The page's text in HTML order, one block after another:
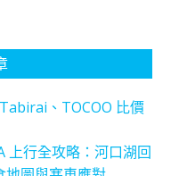
、TOCOO 比價
上行全攻略：河口湖回